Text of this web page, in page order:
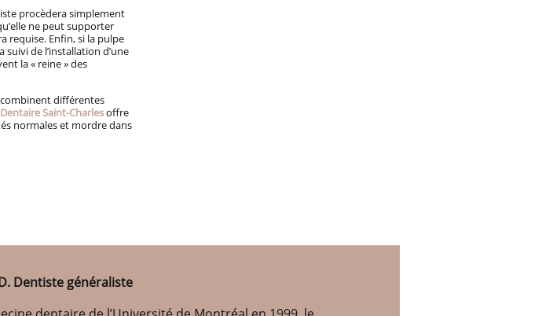
procèdera simplement
ne peut supporter
requise. Enfin, si la pulpe
de l’installation d’une
la « reine » des
différentes
Saint-Charlesoffre
normales et mordre dans
Dentiste généraliste